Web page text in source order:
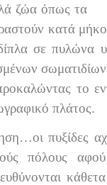
ζώα όπως τα
κατά
σε πυλώνα
το
πλάτος.
πυξίδες
πόλους